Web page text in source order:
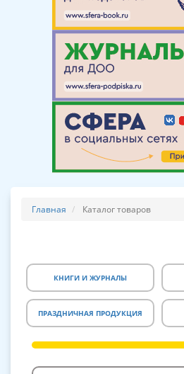
Главная Каталог товаров
КНИГИ И ЖУРНАЛЫ
ПРАЗДНИЧНАЯ ПРОДУКЦИЯ